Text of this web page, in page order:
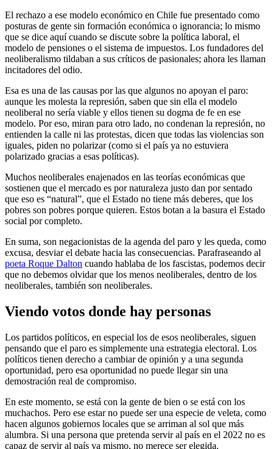
El rechazo a ese modelo económico en Chile fue presentado como
posturas de gente sin formación económica o ignorancia; lo mismo
que se dice aquí cuando se discute sobre la política laboral, el
modelo de pensiones o el sistema de impuestos. Los fundadores del
neoliberalismo tildaban a sus críticos de pasionales; ahora les llaman
incitadores del odio.
Esa es una de las causas por las que algunos no apoyan el paro:
aunque les molesta la represión, saben que sin ella el modelo
neoliberal no sería viable y ellos tienen su dogma de fe en ese
modelo. Por eso, miran para otro lado, no condenan la represión, no
entienden la calle ni las protestas, dicen que todas las violencias son
iguales, piden no polarizar (como si el país ya no estuviera
polarizado gracias a esas políticas).
Muchos neoliberales enajenados en las teorías económicas que
sostienen que el mercado es por naturaleza justo dan por sentado
que eso es “natural”, que el Estado no tiene más deberes, que los
pobres son pobres porque quieren. Estos botan a la basura el Estado
social por completo.
En suma, son negacionistas de la agenda del paro y les queda, como
excusa, desviar el debate hacia las consecuencias. Parafraseando al
poeta Roque Dalton cuando hablaba de los fascistas, podemos decir
que no debemos olvidar que los menos neoliberales, dentro de los
neoliberales, también son neoliberales.
Viendo votos donde hay personas
Los partidos políticos, en especial los de esos neoliberales, siguen
pensando que el paro es simplemente una estrategia electoral. Los
políticos tienen derecho a cambiar de opinión y a una segunda
oportunidad, pero esa oportunidad no puede llegar sin una
demostración real de compromiso.
En este momento, se está con la gente de bien o se está con los
muchachos. Pero ese estar no puede ser una especie de veleta, como
hacen algunos gobiernos locales que se arriman al sol que más
alumbra. Si una persona que pretenda servir al país en el 2022 no es
capaz de servir al país ya mismo, no merece ser elegida.